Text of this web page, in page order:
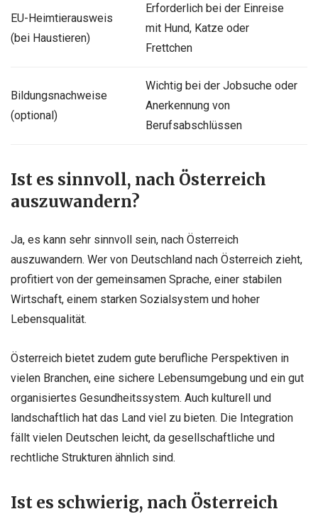
EU-Heimtierausweis
(bei Haustieren)
Erforderlich bei der Einreise
mit Hund, Katze oder
Frettchen
Bildungsnachweise
(optional)
Wichtig bei der Jobsuche oder
Anerkennung von
Berufsabschlüssen
Ist es sinnvoll, nach Österreich
auszuwandern?
Ja, es kann sehr sinnvoll sein, nach Österreich
auszuwandern. Wer von Deutschland nach Österreich zieht,
profitiert von der gemeinsamen Sprache, einer stabilen
Wirtschaft, einem starken Sozialsystem und hoher
Lebensqualität.
Österreich bietet zudem gute berufliche Perspektiven in
vielen Branchen, eine sichere Lebensumgebung und ein gut
organisiertes Gesundheitssystem. Auch kulturell und
landschaftlich hat das Land viel zu bieten. Die Integration
fällt vielen Deutschen leicht, da gesellschaftliche und
rechtliche Strukturen ähnlich sind.
Ist es schwierig, nach Österreich